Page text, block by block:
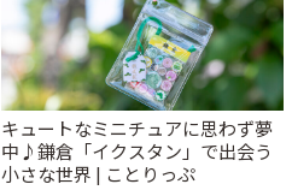
キュートなミニチュアに思わず夢
中♪鎌倉「イクスタン」で出会う
小さな世界 | ことりっぷ